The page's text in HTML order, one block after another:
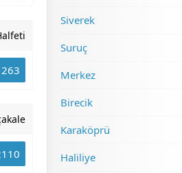
Siverek
Suruç
Merkez
Birecik
Karaköprü
Haliliye